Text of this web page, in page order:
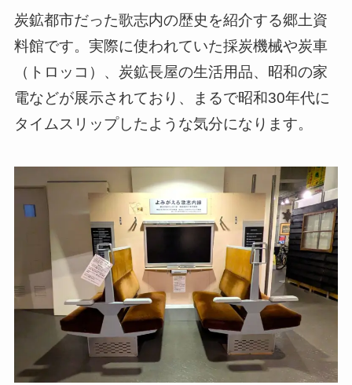
炭鉱都市だった歌志内の歴史を紹介する郷土資
料館です。実際に使われていた採炭機械や炭車
（トロッコ）、炭鉱長屋の生活用品、昭和の家
電などが展示されており、まるで昭和30年代に
タイムスリップしたような気分になります。